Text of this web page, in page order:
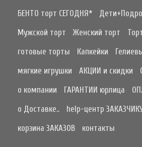
БЕНТО торт СЕГОДНЯ*
Мужской торт
Женский торт
готовые торты
Капкейки
мягкие игрушки
АКЦИИ и скидки
о компании
ГАРАНТИИ юрлица
о Доставке..
help-центр
корзина ЗАКАЗОВ
контакты